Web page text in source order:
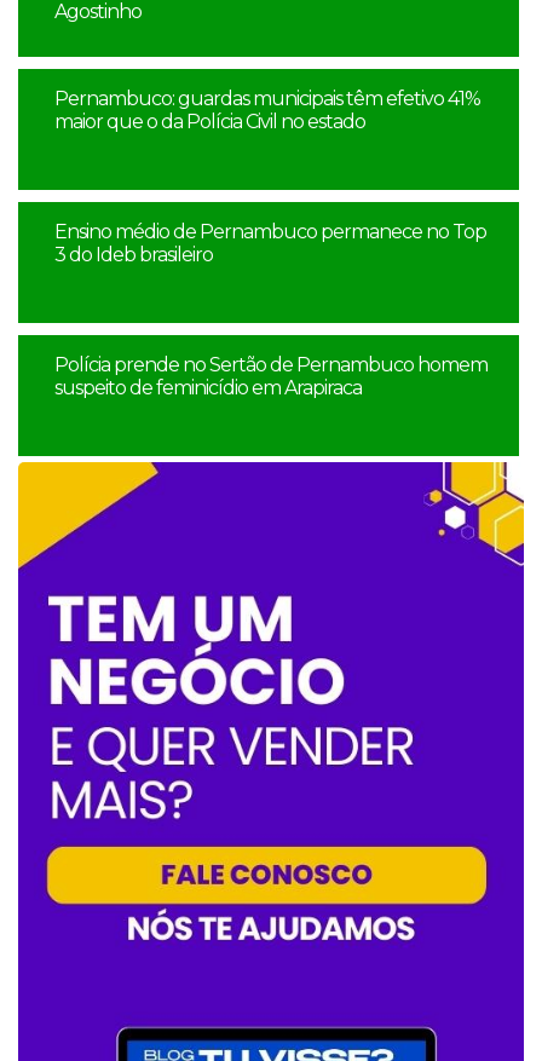
Agostinho
Pernambuco: guardas municipais têm efetivo 41%
maior que o da Polícia Civil no estado
Ensino médio de Pernambuco permanece no Top
3 do Ideb brasileiro
Polícia prende no Sertão de Pernambuco homem
suspeito de feminicídio em Arapiraca